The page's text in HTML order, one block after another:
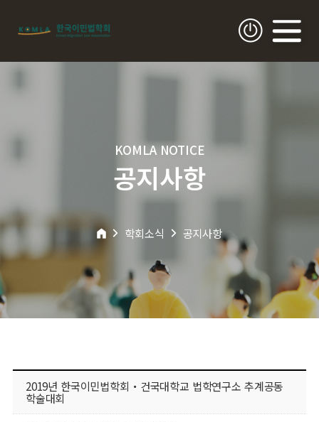
KOMLA NOTICE
공지사항
학회소식 공지사항
2019년 한국이민법학회・건국대학교 법학연구소 추계공동
학술대회